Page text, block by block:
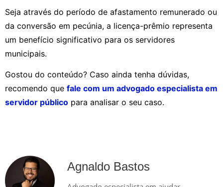
Seja através do período de afastamento remunerado ou
da conversão em pecúnia, a licença-prêmio representa
um benefício significativo para os servidores
municipais.
Gostou do conteúdo? Caso ainda tenha dúvidas,
recomendo que fale com um advogado especialista em
servidor público para analisar o seu caso.
Agnaldo Bastos